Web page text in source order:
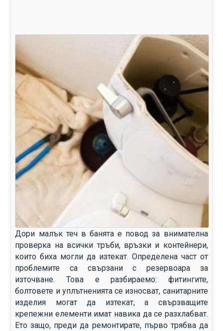
Дори малък теч в банята е повод за внимателна
проверка на всички тръби, връзки и контейнери,
които биха могли да изтекат. Определена част от
проблемите са свързани с резервоара за
източване. Това е разбираемо: фитингите,
болтовете и уплътненията се износват, санитарните
изделия могат да изтекат, а свързващите
крепежни елементи имат навика да се разхлабват.
Ето защо, преди да ремонтирате, първо трябва да